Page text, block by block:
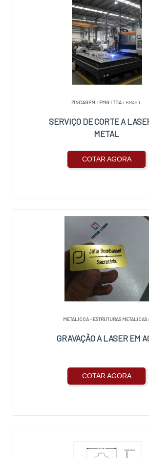
ZINCAGEM LPMG LTDA/ BRASIL
SERVIÇO DE CORTE A
METAL
COTAR AGORA
METALICCA - ESTRUTURAS METALICAS/
GRAVAÇÃO A LASER EM
COTAR AGORA